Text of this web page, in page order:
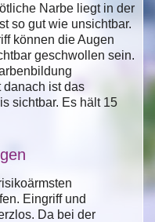
Narbe liegt in der
so gut wie unsichtbar.
können die Augen
geschwollen sein.
ist das
sichtbar. Es hält 15
Eingriff und
Da bei der